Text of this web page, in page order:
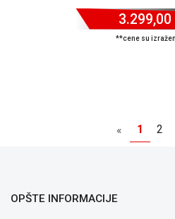
3.299,00
**cene su
« 1 2
OPŠTE INFORMACIJE